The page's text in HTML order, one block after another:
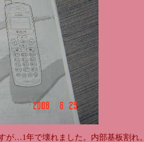
が…1年で壊れました。内部基板割れ。